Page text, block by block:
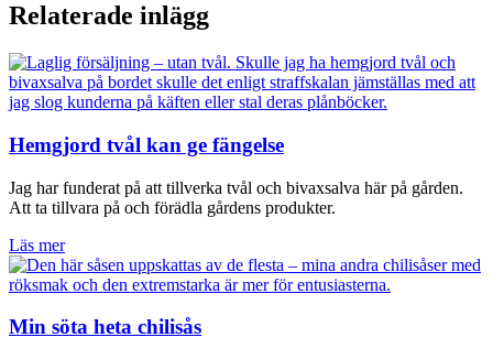
Relaterade inlägg
Hemgjord tvål kan ge fängelse
Jag har funderat på att tillverka tvål och bivaxsalva här på gården.
Att ta tillvara på och förädla gårdens produkter.
Läs mer
Min söta heta chilisås